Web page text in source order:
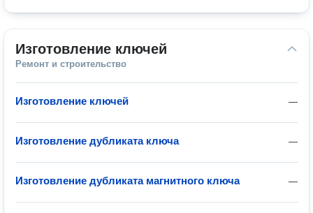
Изготовление ключей
Ремонт и строительство
—
Изготовление ключей
—
Изготовление дубликата ключа
—
Изготовление дубликата магнитного ключа